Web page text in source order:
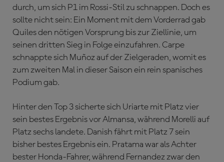
durch, um sich P1 im Rossi-Stil zu schnappen. Doch es
sollte nicht sein: Ein Moment mit dem Vorderrad gab
Quiles den nötigen Vorsprung bis zur Ziellinie, um
seinen dritten Sieg in Folge einzufahren. Carpe
schnappte sich Muñoz auf der Zielgeraden, womit es
zum zweiten Mal in dieser Saison ein rein spanisches
Podium gab.
Hinter den Top 3 sicherte sich Uriarte mit Platz vier
sein bestes Ergebnis vor Almansa, während Morelli auf
Platz sechs landete. Danish fährt mit Platz 7 sein
bisher bestes Ergebnis ein. Pratama war als Achter
bester Honda-Fahrer, während Fernandez zwar den